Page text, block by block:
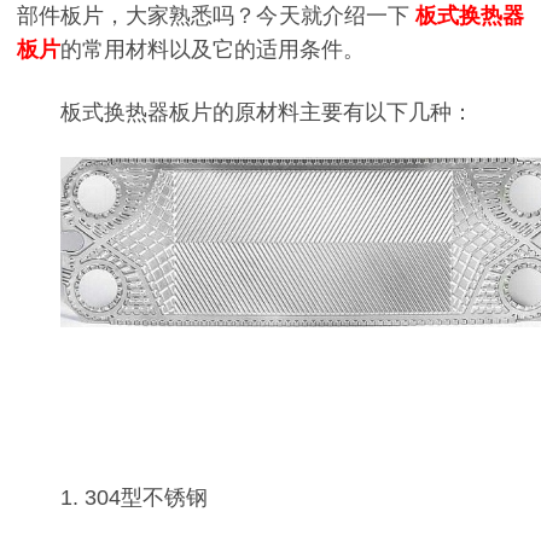
部件板片，大家熟悉吗？今天就介绍一下板式换热器
板片的常用材料以及它的适用条件。
板式换热器板片的原材料主要有以下几种：
1. 304型不锈钢